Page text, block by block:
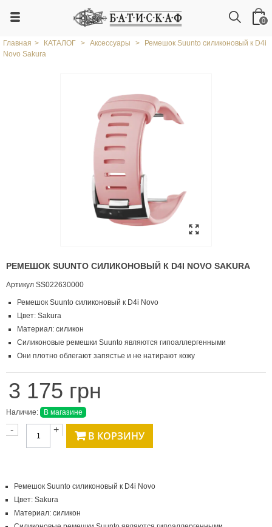
0
Главная > КАТАЛОГ > Аксессуары >
Ремешок Suunto силиконовый к D4i
Novo Sakura
РЕМЕШОК SUUNTO СИЛИКОНОВЫЙ К D4I NOVO SAKURA
Артикул SS022630000
Ремешок Suunto силиконовый к D4i Novo
Цвет: Sakura
Материал: силикон
Силиконовые ремешки Suunto являются гипоаллергенными
Они плотно облегают запястье и не натирают кожу
3 175 грн
Наличие: В магазине
- + В КОРЗИНУ
Ремешок Suunto силиконовый к D4i Novo
Цвет: Sakura
Материал: силикон